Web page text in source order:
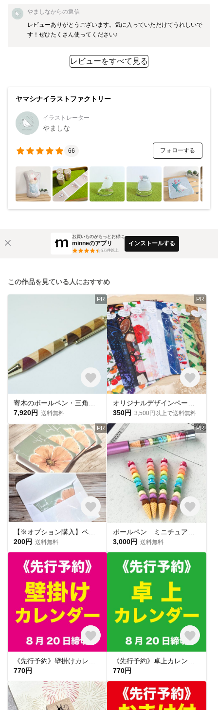
やましなからの返信
レビューありがとうございます。気に入っていただけてうれしいで
す！ぜひたくさん使ってください♪
レビューをすべて見る
ヤマシナイラストファクトリー
イラストレーター
やましな
66 フォローする
お買いものがもっとお得に
minneのアプリ
3万件以上
インストールする
この作品を見ている人におすすめ
PR
7,920円 送料無料
PR
350円 3,500円以上で送料無料
PR
200円 送料無料
PR
3,000円 送料無料
770円
770円